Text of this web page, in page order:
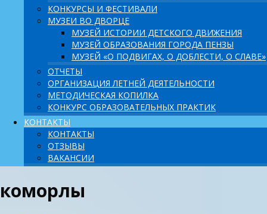
КОНКУРСЫ И ФЕСТИВАЛИ
МУЗЕИ ВО ДВОРЦЕ
МУЗЕЙ ИСТОРИИ ДЕТСКОГО ДВИЖЕНИЯ
МУЗЕЙ ОБРАЗОВАНИЯ ГОРОДА ПЕНЗЫ
МУЗЕЙ «О ПОДВИГАХ, О ДОБЛЕСТИ, О СЛАВЕ»
ОТЧЕТЫ
ОРГАНИЗАЦИЯ ЛЕТНЕЙ ДЕЯТЕЛЬНОСТИ
МЕТОДИЧЕСКАЯ КОПИЛКА
КОНКУРС ОБРАЗОВАТЕЛЬНЫХ ПРАКТИК
КОНТАКТЫ
КОНТАКТЫ
ОТЗЫВЫ
ВАКАНСИИ
коморлы